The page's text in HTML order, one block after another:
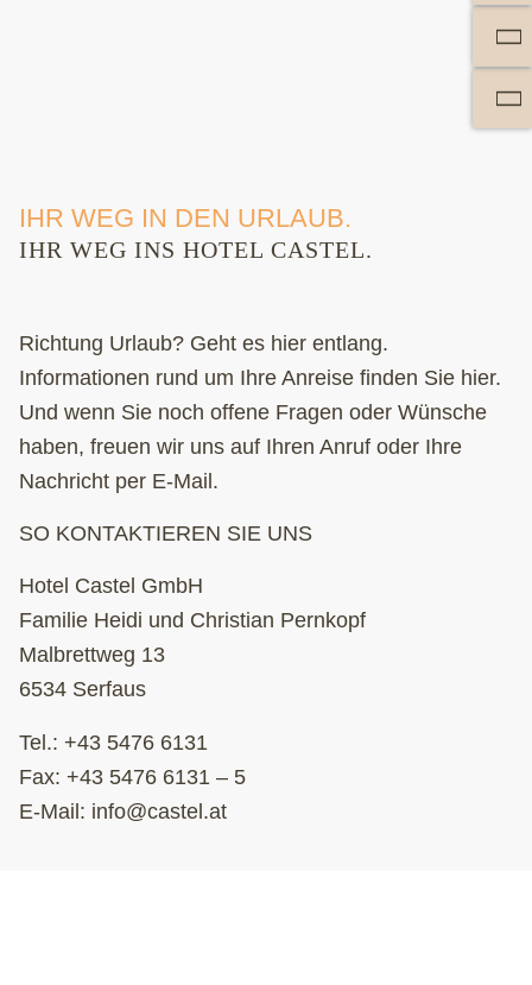
IHR WEG IN DEN URLAUB.
IHR WEG INS HOTEL CASTEL.
Richtung Urlaub? Geht es hier entlang.
Informationen rund um Ihre Anreise finden Sie hier.
Und wenn Sie noch offene Fragen oder Wünsche
haben, freuen wir uns auf Ihren Anruf oder Ihre
Nachricht per E-Mail.
SO KONTAKTIEREN SIE UNS
Hotel Castel GmbH
Familie Heidi und Christian Pernkopf
Malbrettweg 13
6534 Serfaus
Tel.: +43 5476 6131
Fax: +43 5476 6131 – 5
E-Mail: info@castel.at